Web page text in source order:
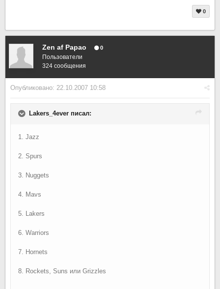
0
Zen af Papao 0
Пользователи
324 сообщения
Опубликовано: 22.10.2007 10:58
Lakers_4ever писал:
1. Jazz
2. Spurs
3. Nuggets
4. Mavs
5. Lakers
6. Warriors
7. Hornets
8. Rockets, Suns или Grizzles